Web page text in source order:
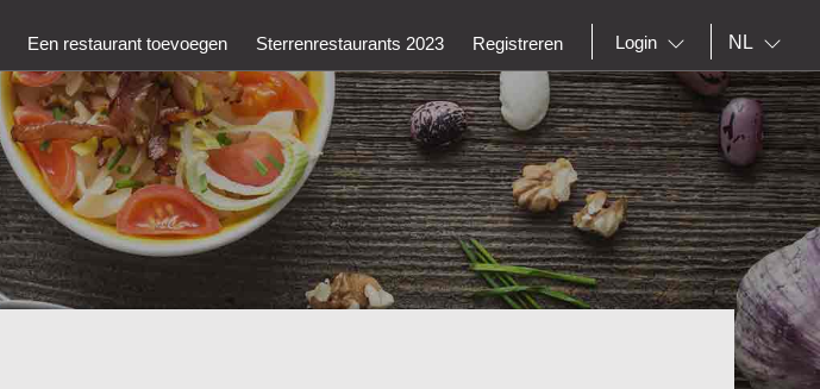
Een restaurant toevoegen Sterrenrestaurants 2023 Registreren Login NL